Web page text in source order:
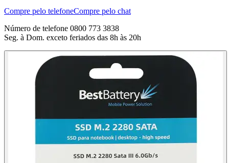
Compre pelo telefoneCompre pelo chat
Número de telefone 0800 773 3838
Seg. à Dom. exceto feriados das 8h às 20h